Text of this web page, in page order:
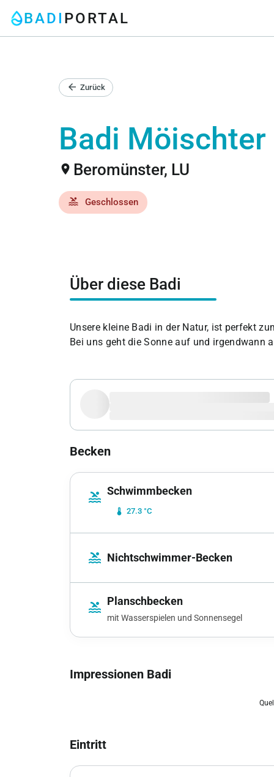
BADI PORTAL
arrow_back Zurück
Badi Möischter
location_on Beromünster, LU
pool Geschlossen
Über diese Badi
Unsere kleine Badi in der Natur, ist perfekt
Bei uns geht die Sonne auf und irgendwann
Becken
pool Schwimmbecken
device_thermostat 27.3 °C
pool Nichtschwimmer-Becken
pool Planschbecken
mit Wasserspielen und Sonnensegel
Impressionen Badi
Eintritt